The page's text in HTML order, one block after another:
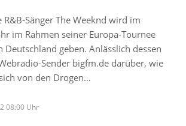
R&B-Sänger The Weeknd wird im
im Rahmen seiner Europa-Tournee
Deutschland geben. Anlässlich dessen
Sender bigfm.de darüber, wie
von den Drogen…
08:00 Uhr